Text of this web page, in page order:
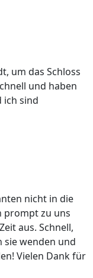
um das Schloss
und haben
ich sind
nicht in die
prompt zu uns
aus. Schnell,
wenden und
Vielen Dank für